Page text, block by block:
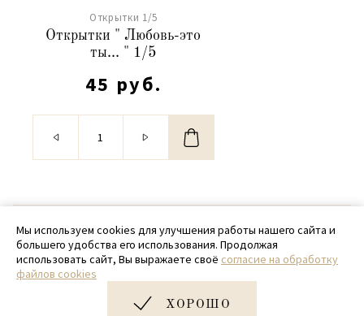
Открытки 1/5
Открытки " Любовь-это
ты... " 1/5
45 руб.
© 2020 - 2026 SamPack
+ 7 (918) 699-97-87
zakaz@sampack.store
Мы используем cookies для улучшения работы нашего сайта и
большего удобства его использования. Продолжая
использовать сайт, Вы выражаете своё согласие на обработку
файлов cookies
ХОРОШО